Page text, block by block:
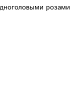
розами